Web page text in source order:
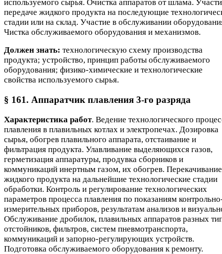
используемого сырья. Очистка аппаратов от шлама.
передаче жидкого продукта на последующие
стадии или на склад. Участие в обслуживании
Чистка обслуживаемого оборудования и механизмов.
Должен знать: технологическую схему производства
продукта; устройство, принцип работы обслуживаемого
оборудования; физико-химические и технологические
свойства используемого сырья.
§ 161. Аппаратчик плавления 3-го разряда
Характеристика работ. Ведение технологического
плавления в плавильных котлах и электропечах. Дозировка
сырья, обогрев плавильного аппарата, отстаивание и
фильтрация продукта. Улавливание выделяющихся газов,
герметизация аппаратуры, продувка сборников и
коммуникаций инертным газом, их обогрев. Перекачивание
жидкого продукта на дальнейшие технологические стадии
обработки. Контроль и регулирование технологических
параметров процесса плавления по показаниям
измерительных приборов, результатам анализов и
Обслуживание дробилок, плавильных аппаратов разных
отстойников, фильтров, систем пневмотранспорта,
коммуникаций и запорно-регулирующих устройств.
Подготовка обслуживаемого оборудования к ремонту.